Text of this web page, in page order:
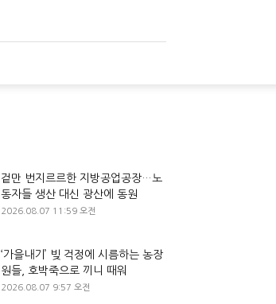
겉만 번지르르한 지방공업공장…노
동자들 생산 대신 광산에 동원
2026.08.07 11:59 오전
‘가을내기’ 빚 걱정에 시름하는 농장
원들, 호박죽으로 끼니 때워
2026.08.07 9:57 오전